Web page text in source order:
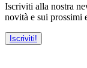
Iscriviti alla nostra
novità e sui prossimi
Iscriviti!